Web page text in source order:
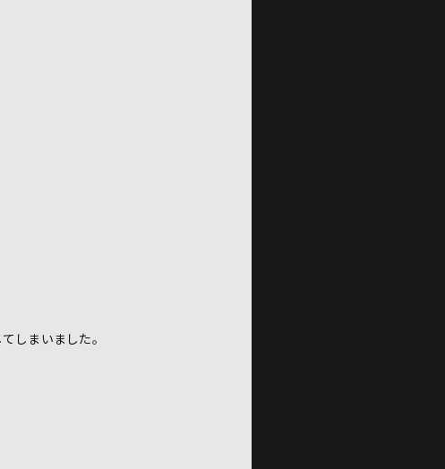
しまいました。